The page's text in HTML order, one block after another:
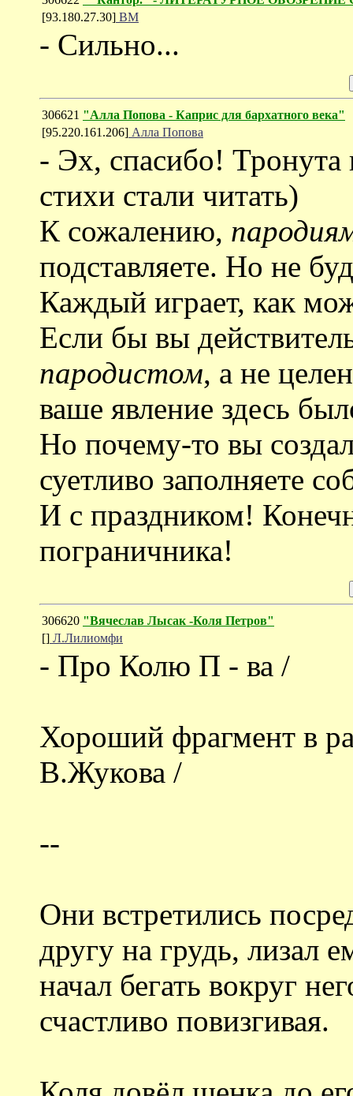
[93.180.27.30] ВМ
- Сильно...
306621 "Алла Попова - Каприс для бархатного века"
[95.220.161.206] Алла Попова
- Эх, спасибо!
стихи стали читать)
К сожалению,
подставляете. Но не
Каждый играет, как
Если бы вы
пародистом, а не
ваше явление здесь
Но почему-то вы
суетливо заполняете
И с праздником!
пограничника!
306620 "Вячеслав Лысак -Коля Петров"
[] Л.Лилиомфи
- Про Колю П - ва /
Хороший фрагмент в
В.Жукова /
--
Они встретились
другу на грудь, лизал
начал бегать вокруг
счастливо повизгивая.